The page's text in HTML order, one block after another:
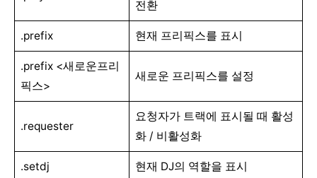
전환
.prefix 현재 프리픽스를 표시
.prefix <새로운프리
픽스>
새로운 프리픽스를 설정
.requester
요청자가 트랙에 표시될 때 활성
화 / 비활성화
.setdj 현재 DJ의 역할을 표시